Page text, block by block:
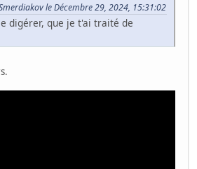
le Décembre 29, 2024, 15:31:02
digérer, que je t'ai traité de